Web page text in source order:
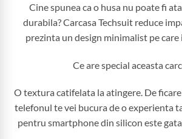
Cine spunea ca o husa nu poate fi
durabila? Carcasa Techsuit reduce
prezinta un design minimalist pe
Ce are special aceasta
O textura catifelata la atingere. De
telefonul te vei bucura de o experienta
pentru smartphone din silicon este